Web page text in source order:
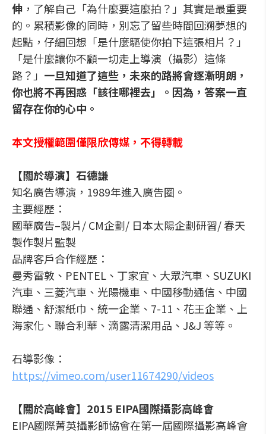
伸 ，了解自己「為什麼要這麼拍？」其實是最重要
的。累積影像的同時，別忘了留些時間回溯夢想的
起點，仔細回想「是什麼驅使你拍下這張相片？」
「是什麼讓你不顧一切走上導演（攝影）這條
路？」 一旦知道了這些，未來的路將會逐漸明朗，
你也將不再困惑「該往哪裡去」。因為，答案一直
留存在你的心中。
本文授權範圍僅限欣傳媒，不得轉載
【關於導演】石德謙
知名廣告導演，1989年進入廣告圈。
主要經歷：
國華廣告–製片/ CM企劃/ 日本太陽企劃研習/ 春天
製作製片監製
品牌客戶合作經歷：
曼秀雷敦、PENTEL、丁家宜、大眾汽車、SUZUKI
汽車、三菱汽車、光陽機車、中國移動通信、中國
聯通、舒潔紙巾、統一企業、7-11、花王企業、上
海家化、聯合利華、滴露清潔用品、J&J 等等。
石導影像：
https://vimeo.com/user11674290/videos
【關於高峰會】2015 EIPA國際攝影高峰會
EIPA國際菁英攝影師協會在第一屆國際攝影高峰會